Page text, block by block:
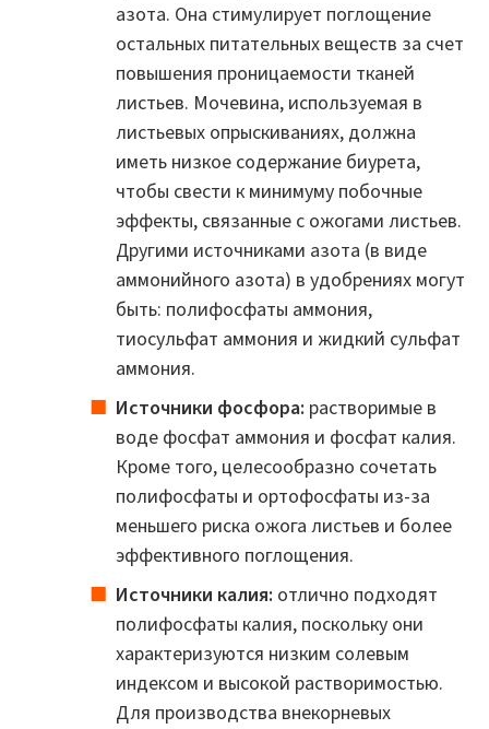
азота. Она стимулирует поглощение
остальных питательных веществ за счет
повышения проницаемости тканей
листьев. Мочевина, используемая в
листьевых опрыскиваниях, должна
иметь низкое содержание биурета,
чтобы свести к минимуму побочные
эффекты, связанные с ожогами листьев.
Другими источниками азота (в виде
аммонийного азота) в удобрениях могут
быть: полифосфаты аммония,
тиосульфат аммония и жидкий сульфат
аммония.
Источники фосфора: растворимые в
воде фосфат аммония и фосфат калия.
Кроме того, целесообразно сочетать
полифосфаты и ортофосфаты из-за
меньшего риска ожога листьев и более
эффективного поглощения.
Источники калия: отлично подходят
полифосфаты калия, поскольку они
характеризуются низким солевым
индексом и высокой растворимостью.
Для производства внекорневых